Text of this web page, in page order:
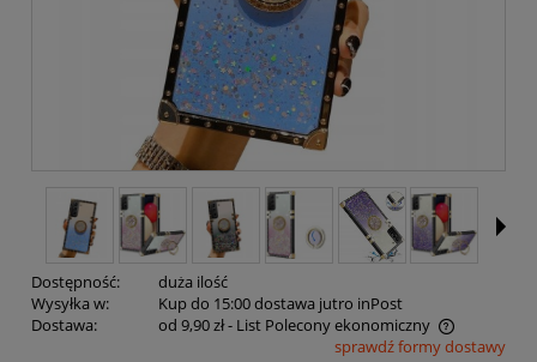
Dostępność:
duża ilość
Wysyłka w:
Kup do 15:00 dostawa jutro inPost
Dostawa:
od 9,90 zł- List Polecony ekonomiczny
Cena nie zawiera ewentualnych kosztów płatnościsprawdź formy dostawy